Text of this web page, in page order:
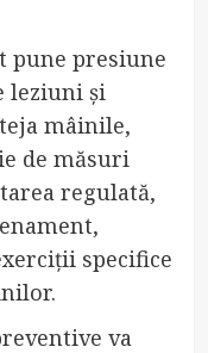
pune presiune
leziuni și
mâinile,
de măsuri
regulată,
specifice
va